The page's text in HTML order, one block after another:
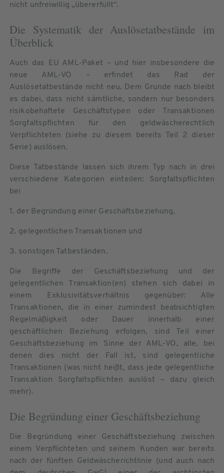
nicht unfreiwillig „übererfüllt“.
Die Systematik der Auslösetatbestände im
Überblick
Auch das EU AML-Paket – und hier insbesondere die
neue AML-VO – erfindet das Rad der
Auslösetatbestände nicht neu. Dem Grunde nach bleibt
es dabei, dass nicht sämtliche, sondern nur besonders
risikobehaftete Geschäftstypen oder Transaktionen
Sorgfaltspflichten für den geldwäscherechtlich
Verpflichteten (siehe zu diesem bereits Teil 2 dieser
Serie) auslösen.
Diese Tatbestände lassen sich ihrem Typ nach in drei
verschiedene Kategorien einteilen: Sorgfaltspflichten
bei
1. der Begründung einer Geschäftsbeziehung,
2. gelegentlichen Transaktionen und
3. sonstigen Tatbeständen.
Die Begriffe der Geschäftsbeziehung und der
gelegentlichen Transaktion(en) stehen sich dabei in
einem Exklusivitätsverhältnis gegenüber: Alle
Transaktionen, die in einer zumindest beabsichtigten
Regelmäßigkeit oder Dauer innerhalb einer
geschäftlichen Beziehung erfolgen, sind Teil einer
Geschäftsbeziehung im Sinne der AML-VO, alle, bei
denen dies nicht der Fall ist, sind gelegentliche
Transaktionen (was nicht heißt, dass jede gelegentliche
Transaktion Sorgfaltspflichten auslöst – dazu gleich
mehr).
Die Begründung einer Geschäftsbeziehung
Die Begründung einer Geschäftsbeziehung zwischen
einem Verpflichteten und seinem Kunden war bereits
nach der fünften Geldwäscherichtlinie (und auch nach